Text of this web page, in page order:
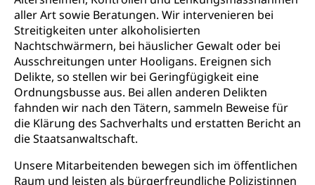
aller Art sowie Beratungen. Wir intervenieren bei
Streitigkeiten unter alkoholisierten
Nachtschwärmern, bei häuslicher Gewalt oder bei
Ausschreitungen unter Hooligans. Ereignen sich
Delikte, so stellen wir bei Geringfügigkeit eine
Ordnungsbusse aus. Bei allen anderen Delikten
fahnden wir nach den Tätern, sammeln Beweise für
die Klärung des Sachverhalts und erstatten Bericht an
die Staatsanwaltschaft.
Unsere Mitarbeitenden bewegen sich im öffentlichen
Raum und leisten als bürgerfreundliche Polizistinnen
Schulliste
Heilpädagogische Schulen
Freiwilliger Schulsport
Fachstelle Hochschulbildung
Kindertagesstätte, Spielgruppe, Tagesmutter,
Freiwilliges Kindergarten Jahr
Kinderbetreuung
Freiwilliges Kindergarten Jahr
Frühe Sprachförderung
Kindergarten & Basisstufe
Frühe Förderung
Gesundheit und Soziales
Konsumentenschutz
Konsumentenrechte, Produktsicherheit,
Konsumentenorganisation, parallele Einfuhr,
regionale Erschöpfung, nationale Erschöpfung,